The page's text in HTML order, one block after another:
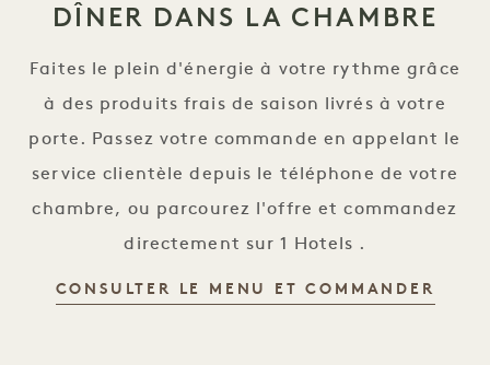
DÎNER DANS LA CHAMBRE
Faites le plein d'énergie à votre rythme grâce
à des produits frais de saison livrés à votre
porte. Passez votre commande en appelant le
service clientèle depuis le téléphone de votre
chambre, ou parcourez l'offre et commandez
directement sur 1 Hotels .
CONSULTER LE MENU ET COMMANDER